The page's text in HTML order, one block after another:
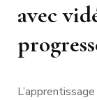
avec